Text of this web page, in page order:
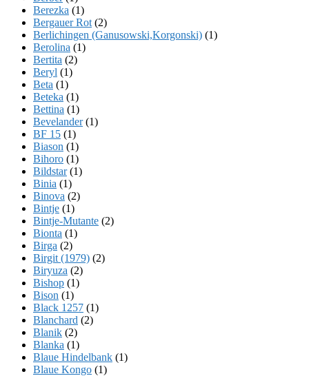
Berezka (1)
Bergauer Rot (2)
Berlichingen (Ganusowski,Korgonski) (1)
Berolina (1)
Bertita (2)
Beryl (1)
Beta (1)
Beteka (1)
Bettina (1)
Bevelander(1)
BF 15 (1)
Biason (1)
Bihoro (1)
Bildstar(1)
Binia (1)
Binova (2)
Bintje (1)
Bintje-Mutante (2)
Bionta (1)
Birga (2)
Birgit (1979) (2)
Biryuza (2)
Bishop (1)
Bison (1)
Black 1257 (1)
Blanchard (2)
Blanik (2)
Blanka (1)
Blaue Hindelbank (1)
Blaue Kongo (1)